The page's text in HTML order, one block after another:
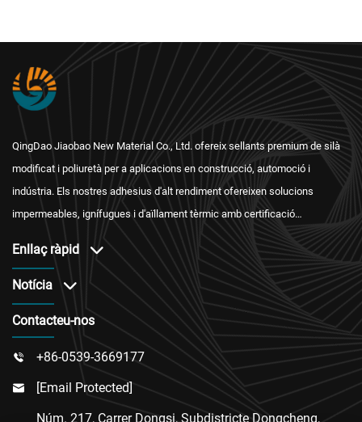
QingDao Jiaobao New Material Co., Ltd. ofereix sellants premium de silà
modificat i poliuretà per a aplicacions en construcció, automoció i
indústria. Els nostres adhesius d'alt rendiment ofereixen solucions
impermeables, ignífugues i d'aïllament tèrmic amb certificació
Enllaç ràpid
Notícia
Contacteu-nos
 +86-0539-3669177

[email Protected]
Núm. 217, Carrer Dongsi, Subdistricte Dongcheng,